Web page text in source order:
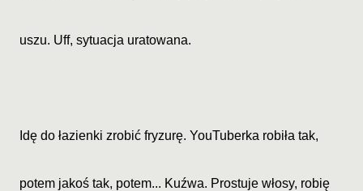
uszu. Uff, sytuacja uratowana.
Idę do łazienki zrobić fryzurę. YouTuberka robiła tak,
potem jakoś tak, potem... Kuźwa. Prostuje włosy, robię